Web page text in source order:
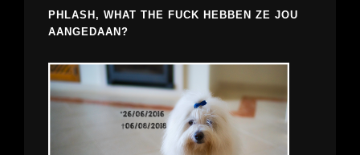
PHLASH, WHAT THE FUCK HEBBEN ZE JOU
AANGEDAAN?